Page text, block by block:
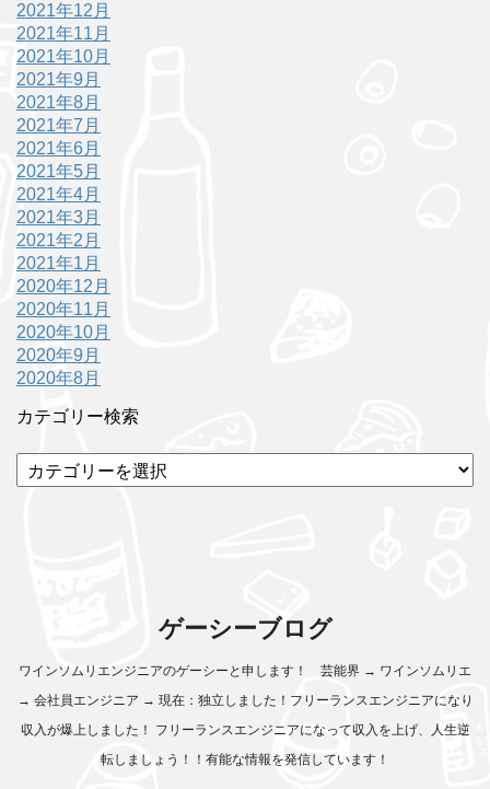
2021年12月
2021年11月
2021年10月
2021年9月
2021年8月
2021年7月
2021年6月
2021年5月
2021年4月
2021年3月
2021年2月
2021年1月
2020年12月
2020年11月
2020年10月
2020年9月
2020年8月
カテゴリー検索
テ
ゲーシーブログ
ワインソムリエンジニアのゲーシーと申します！ 芸能界 → ワインソムリエ
→ 会社員エンジニア → 現在：独立しました！フリーランスエンジニアになり
収入が爆上しました！ フリーランスエンジニアになって収入を上げ、人生逆
転しましょう！！有能な情報を発信しています！